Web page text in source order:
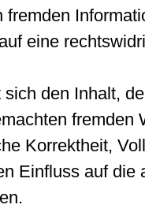
fremden
eine
den Inhalt,
fremden
Korrektheit,
Einfluss auf die